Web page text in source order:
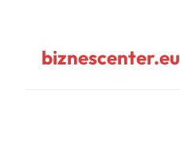
biznescenter.eu